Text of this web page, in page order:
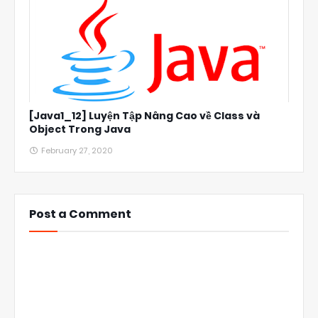
[Java1_12] Luyện Tập Nâng Cao về Class và
Object Trong Java
February 27, 2020
Post a Comment